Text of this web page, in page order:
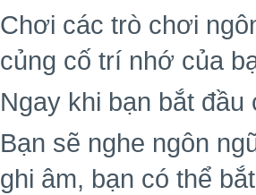
Chơi các trò chơi
củng cố trí nhớ của
Ngay khi bạn bắt
Bạn sẽ nghe ngôn
ghi âm, bạn có thể